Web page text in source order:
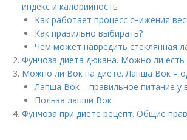
индекс и калорийность
Как работает процесс снижения
Как правильно выбирать?
Чем может навредить стеклянная
Фунчоза диета дюкана. Можно ли есть
Можно ли Вок на диете. Лапша Вок –
Лапша Вок – правильное питание у
Польза лапши Вок
Фунчоза при диете рецепт. Общие